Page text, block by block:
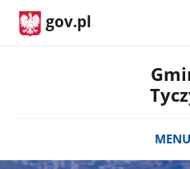
gov.pl
MENU